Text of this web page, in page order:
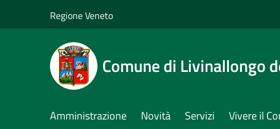
Regione Veneto
Comune di Livinallongo
Amministrazione Novità Servizi Vivere il